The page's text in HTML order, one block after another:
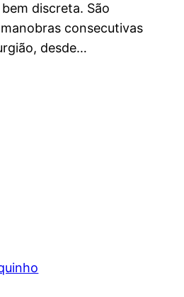
discreta. São
consecutivas
desde…